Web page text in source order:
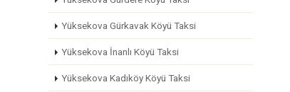
Yüksekova Gürkavak Köyü Taksi
Yüksekova İnanlı Köyü Taksi
Yüksekova Kadıköy Köyü Taksi